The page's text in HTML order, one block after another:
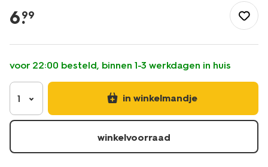
sjaaltje-
60x60cm-
6.
99
voor 22:00 besteld, binnen 1-3 werkdagen in huis
1 in winkelmandje
winkelvoorraad